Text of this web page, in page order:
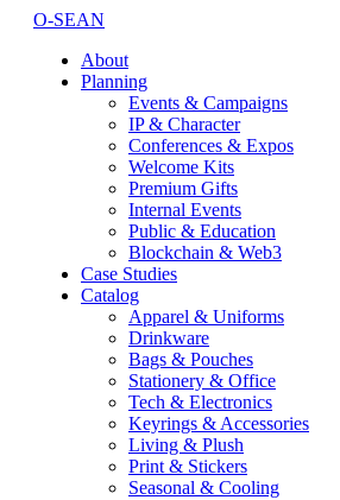
O-SEAN
About
Planning
Events & Campaigns
IP & Character
Conferences & Expos
Welcome Kits
Premium Gifts
Internal Events
Public & Education
Blockchain & Web3
Case Studies
Catalog
Apparel & Uniforms
Drinkware
Bags & Pouches
Stationery & Office
Tech & Electronics
Keyrings & Accessories
Living & Plush
Print & Stickers
Seasonal & Cooling